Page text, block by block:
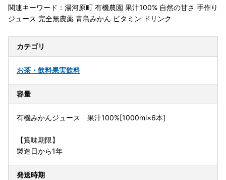
関連キーワード：湯河原町 有機農園 果汁100% 自然の甘さ 手作り
ジュース 完全無農薬 青島みかん ビタミン ドリンク
カテゴリ
お茶・飲料果実飲料
容量
有機みかんジュース 果汁100%[1000ml×6本]
【賞味期限】
製造日から1年
発送時期